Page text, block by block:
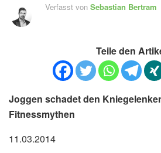
Verfasst vonSebastian Bertram
Teile den
Joggen schadet den
Fitnessmythen
11.03.2014